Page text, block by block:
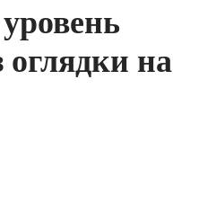
оглядки на